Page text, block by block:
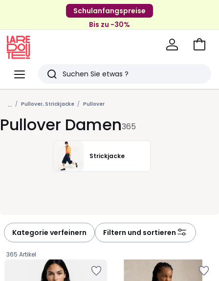
Schulanfangspreise
Bis zu -30%
Menü
Redoute
Suchen
Zuletzt
angesehenen
Artikel
Zum
... Pullover, Strickjacke Pullover
Pullover Damen365
Strickjacke
Kategorie verfeinern Filtern und sortieren
365 Artikel